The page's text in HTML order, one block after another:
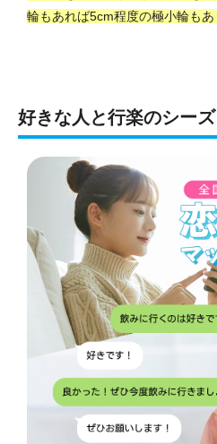
輪もあれば5cm程度の極小輪もあ
好きな人と行楽のシー